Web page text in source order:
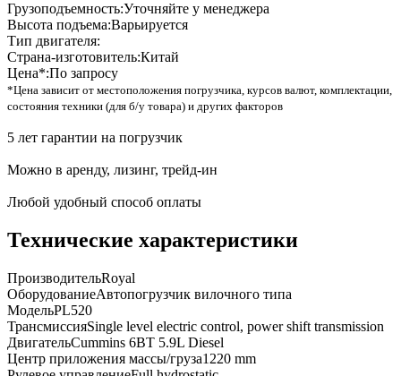
Грузоподъемность:Уточняйте у менеджера
Высота подъема:Варьируется
Тип двигателя:
Страна-изготовитель:Китай
Цена*:По запросу
*Цена зависит от местоположения погрузчика, курсов валют, комплектации,
состояния техники (для б/у товара) и других факторов
5 лет гарантии на погрузчик
Можно в аренду, лизинг, трейд-ин
Любой удобный способ оплаты
Технические характеристики
ПроизводительRoyal
ОборудованиеАвтопогрузчик вилочного типа
МодельPL520
ТрансмиссияSingle level electric control, power shift transmission
ДвигательCummins 6BT 5.9L Diesel
Центр приложения массы/груза1220 mm